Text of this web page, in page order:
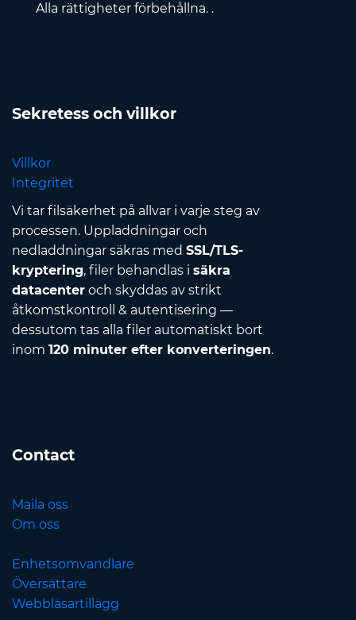
Alla rättigheter förbehållna. .
Sekretess och villkor
Villkor
Integritet
Vi tar filsäkerhet på allvar i varje steg av
processen. Uppladdningar och
nedladdningar säkras med SSL/TLS-
kryptering, filer behandlas i säkra
datacenter och skyddas av strikt
åtkomstkontroll & autentisering —
dessutom tas alla filer automatiskt bort
inom 120 minuter efter konverteringen.
Contact
Maila oss
Om oss
Enhetsomvandlare
Översättare
Webbläsartillägg